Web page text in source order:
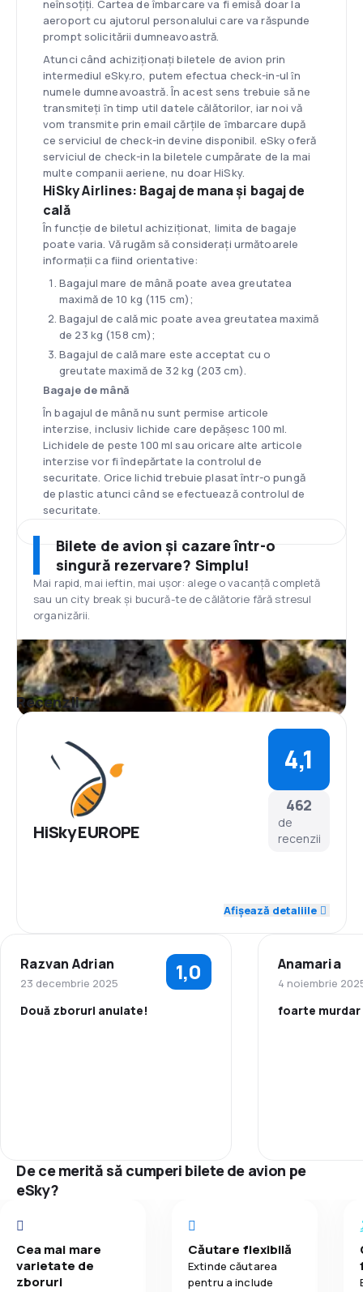
neînsoțiți. Cartea de îmbarcare va fi emisă doar la
aeroport cu ajutorul personalului care va răspunde
prompt solicitării dumneavoastră.
Atunci când achiziţionaţi biletele de avion prin
intermediul eSky.ro, putem efectua check-in-ul ȋn
numele dumneavoastră. În acest sens trebuie să ne
transmiteţi ȋn timp util datele călătorilor, iar noi vă
vom transmite prin email cărţile de ȋmbarcare după
ce serviciul de check-in devine disponibil. eSky oferă
serviciul de check-in la biletele cumpărate de la mai
multe companii aeriene, nu doar HiSky.
HiSky Airlines: Bagaj de mana şi bagaj de
cală
În funcție de biletul achiziționat, limita de bagaje
poate varia. Vă rugăm să consideraţi următoarele
informații ca fiind orientative:
Bagajul mare de mână poate avea greutatea
maximă de 10 kg (115 cm);
Bagajul de cală mic poate avea greutatea maximă
de 23 kg (158 cm);
Bagajul de cală mare este acceptat cu o
greutate maximă de 32 kg (203 cm).
Bagaje de mână
În bagajul de mână nu sunt permise articole
interzise, inclusiv lichide care depășesc 100 ml.
Lichidele de peste 100 ml sau oricare alte articole
interzise vor fi îndepărtate la controlul de
securitate. Orice lichid trebuie plasat într-o pungă
de plastic atunci când se efectuează controlul de
securitate.
Bilete de avion și cazare într-o
singură rezervare? Simplu!
Mai rapid, mai ieftin, mai ușor: alege o vacanță completă
sau un city break și bucură-te de călătorie fără stresul
organizării.
Recenzii
HiSky EUROPE
462
de
recenzii
4,1
Rețeaua de conexiuni 4,2
Prețul biletelor 3,8
Afișează detaliile
Razvan Adrian
23 decembrie 2025 1,0
Două zboruri anulate!
Anamaria
4 noiembrie
foarte murdar
Prețul
Transportul
De ce merită să cumperi bilete de avion pe
eSky?
Cea mai mare
varietate de
zboruri
Căutare flexibilă
Extinde căutarea
pentru a include